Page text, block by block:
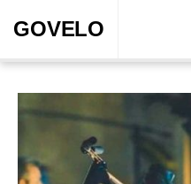
GOVELOGOVELO
Accueil